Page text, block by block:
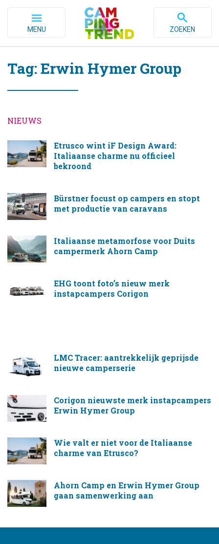
MENU ZOEKEN
Tag: Erwin Hymer Group
NIEUWS
Etrusco wint iF Design Award:
Italiaanse charme nu officieel
bekroond
Bürstner focust op campers en stopt
met productie van caravans
Italiaanse metamorfose voor Duits
campermerk Ahorn Camp
EHG toont foto’s nieuw merk
instapcampers Corigon
LMC Tracer: aantrekkelijk geprijsde
nieuwe camperserie
Corigon nieuwste merk instapcampers
Erwin Hymer Group
Wie valt er niet voor de Italiaanse
charme van Etrusco?
Ahorn Camp en Erwin Hymer Group
gaan samenwerking aan